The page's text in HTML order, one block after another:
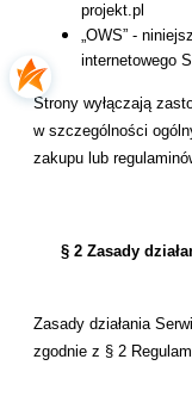
projekt.pl
„OWS” -
internetowego
Strony wyłączają
w szczególności
zakupu lub
§ 2 Zasady
Zasady działania
zgodnie z § 2